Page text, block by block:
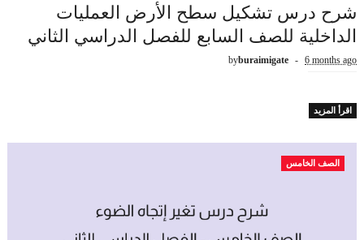
شرح درس تشكيل سطح الأرض العمليات
الداخلية للصف السابع للفصل الدراسي الثاني
byburaimigate 6 months ago
اقرأ المزيد
الصف الخامس